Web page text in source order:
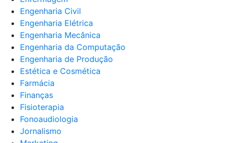
Engenharia Civil
Engenharia Elétrica
Engenharia Mecânica
Engenharia da Computação
Engenharia de Produção
Estética e Cosmética
Farmácia
Finanças
Fisioterapia
Fonoaudiologia
Jornalismo